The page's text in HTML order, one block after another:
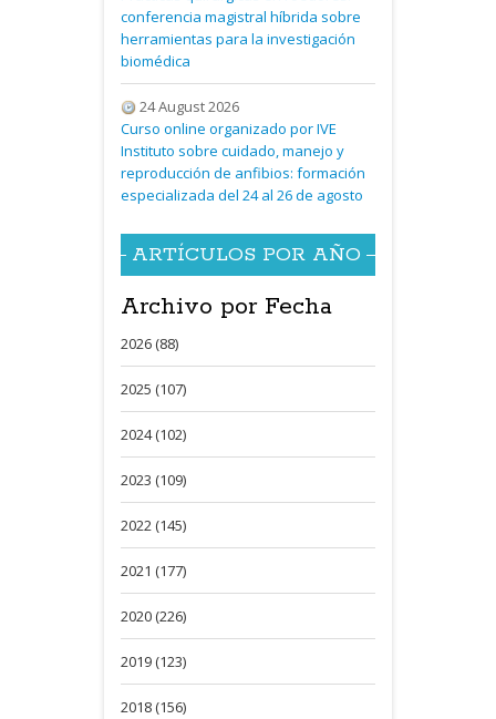
conferencia magistral híbrida sobre
herramientas para la investigación
biomédica
24 August 2026
Curso online organizado por IVE
Instituto sobre cuidado, manejo y
reproducción de anfibios: formación
especializada del 24 al 26 de agosto
ARTÍCULOS POR AÑO
Archivo por Fecha
2026 (88)
2025 (107)
2024 (102)
2023 (109)
2022 (145)
2021 (177)
2020 (226)
2019 (123)
2018 (156)